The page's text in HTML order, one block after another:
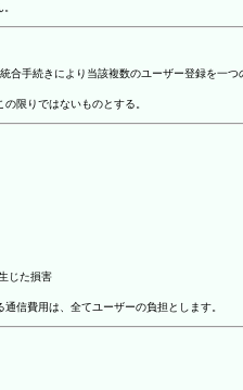
手続きにより当該複数のユーザー登録を一つ
限りではないものとする。
じた損害
信費用は、全てユーザーの負担とします。